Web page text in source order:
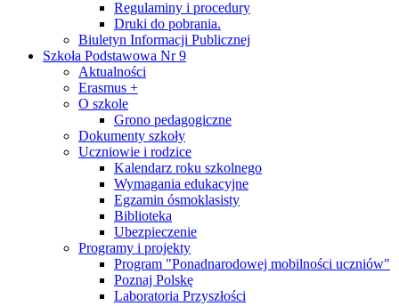
Regulaminy i procedury
Druki do pobrania.
Biuletyn Informacji Publicznej
Szkoła Podstawowa Nr 9
Aktualności
Erasmus +
O szkole
Grono pedagogiczne
Dokumenty szkoły
Uczniowie i rodzice
Kalendarz roku szkolnego
Wymagania edukacyjne
Egzamin ósmoklasisty
Biblioteka
Ubezpieczenie
Programy i projekty
Program "Ponadnarodowej mobilności uczniów"
Poznaj Polskę
Laboratoria Przyszłości